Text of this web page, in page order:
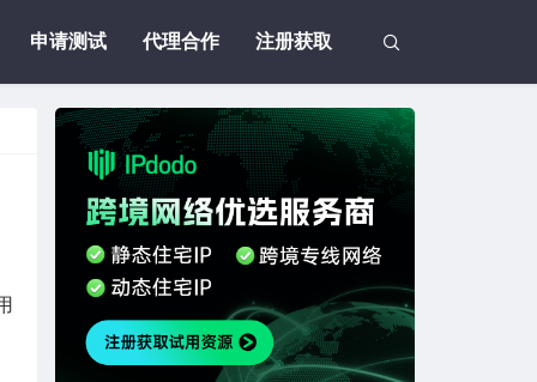
申请测试 代理合作 注册获取